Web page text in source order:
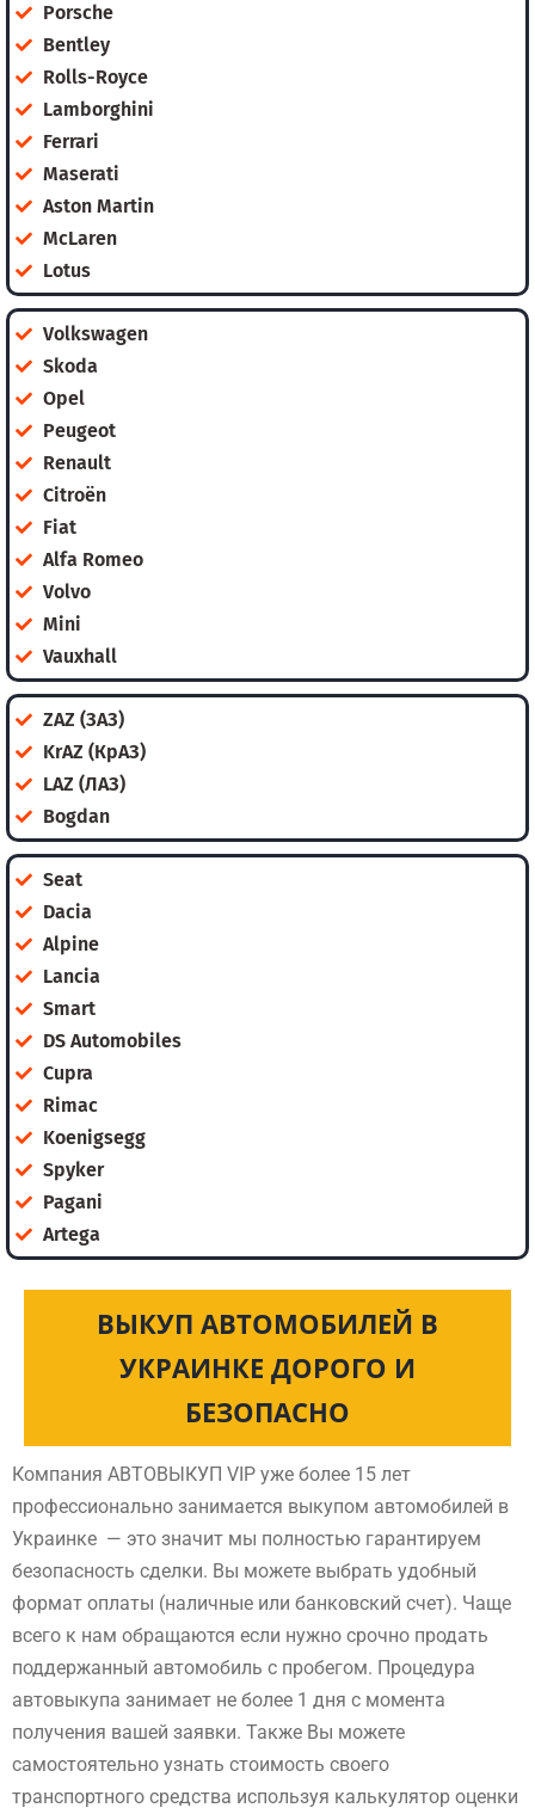
Porsche
Bentley
Rolls-Royce
Lamborghini
Ferrari
Maserati
Aston Martin
McLaren
Lotus
Volkswagen
Skoda
Opel
Peugeot
Renault
Citroën
Fiat
Alfa Romeo
Volvo
Mini
Vauxhall
ZAZ (ЗАЗ)
KrAZ (КрАЗ)
LAZ (ЛАЗ)
Bogdan
Seat
Dacia
Alpine
Lancia
Smart
DS Automobiles
Cupra
Rimac
Koenigsegg
Spyker
Pagani
Artega
ВЫКУП АВТОМОБИЛЕЙ В
УКРАИНКЕ ДОРОГО И
БЕЗОПАСНО
Компания АВТОВЫКУП VIP уже более 15 лет
профессионально занимается выкупом автомобилей в
Украинке — это значит мы полностью гарантируем
безопасность сделки. Вы можете выбрать удобный
формат оплаты (наличные или банковский счет). Чаще
всего к нам обращаются если нужно срочно продать
поддержанный автомобиль с пробегом. Процедура
автовыкупа занимает не более 1 дня с момента
получения вашей заявки. Также Вы можете
самостоятельно узнать стоимость своего
транспортного средства используя калькулятор оценки